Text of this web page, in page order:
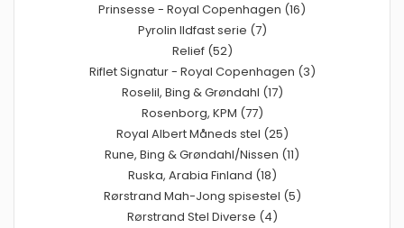
Prinsesse - Royal Copenhagen (16)
Pyrolin Ildfast serie (7)
Relief (52)
Riflet Signatur - Royal Copenhagen (3)
Roselil, Bing & Grøndahl (17)
Rosenborg, KPM (77)
Royal Albert Måneds stel (25)
Rune, Bing & Grøndahl/Nissen (11)
Ruska, Arabia Finland (18)
Rørstrand Mah-Jong spisestel (5)
Rørstrand Stel Diverse (4)